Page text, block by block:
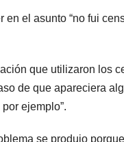
el asunto “no fui
que utilizaron los
de que apareciera
ejemplo”.
se produjo